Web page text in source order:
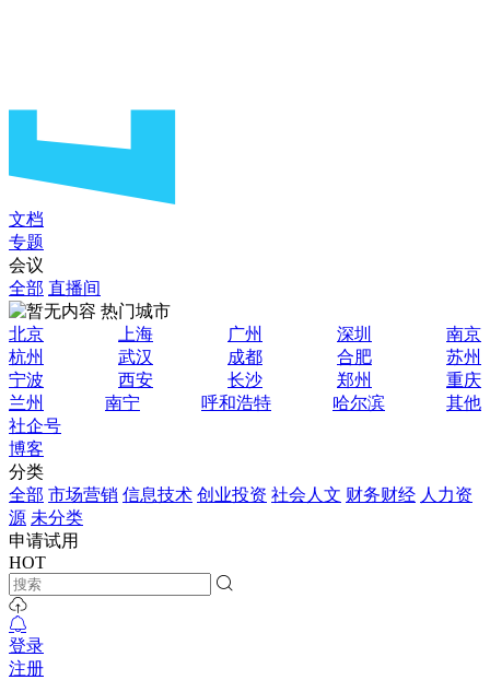
文档
专题
会议
全部 直播间
热门城市
北京
上海 广州 深圳
南京
杭州
武汉 成都 合肥
苏州
宁波
西安 长沙 郑州
重庆
兰州
南宁 呼和浩特 哈尔滨
其他
社企号
博客
分类
全部 市场营销 信息技术 创业投资 社会人文 财务财经 人力资
源 未分类
申请试用
HOT
登录
注册